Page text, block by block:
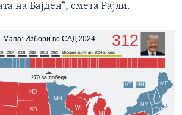
на Бајден“, смета Рајли.